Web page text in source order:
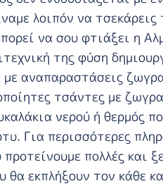
λοιπόν να
να σου φτιάξει η
της φύση
αναπαραστάσεις
τσάντες με
νερού ή θερμός
Για περισσότερες
πολλές και
εκπλήξουν τον κάθε